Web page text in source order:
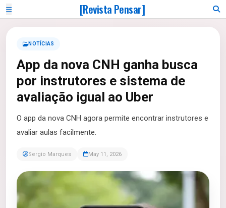
[Revista Pensar]
NOTÍCIAS
App da nova CNH ganha busca
por instrutores e sistema de
avaliação igual ao Uber
O app da nova CNH agora permite encontrar instrutores e
avaliar aulas facilmente.
Sergio Marques May 11, 2026